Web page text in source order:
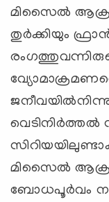
മിസൈല്‍
തുര്‍ക്കിയും
വെടിനിര്‍ത്തല്‍
മിസൈല്‍
ബോധപൂര്‍വം